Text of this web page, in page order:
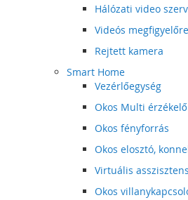
Hálózati video
Videós
Rejtett kamera
Smart Home
Vezérlőegység
Okos Multi érzékelő
Okos fényforrás
Okos elosztó,
Virtuális
Okos